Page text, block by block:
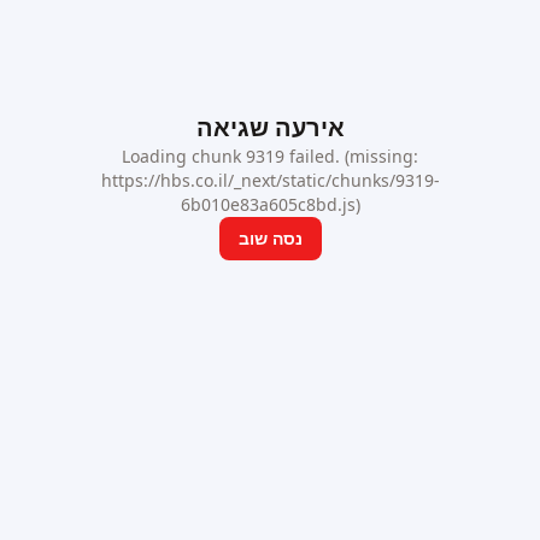
אירעה שגיאה
Loading chunk 9319 failed. (missing:
https://hbs.co.il/_next/static/chunks/9319-
6b010e83a605c8bd.js)